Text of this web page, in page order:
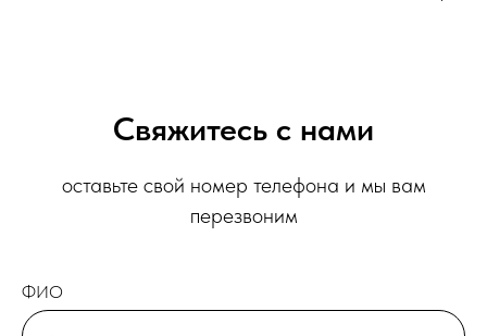
Свяжитесь с нами
оставьте свой номер телефона и мы вам
перезвоним
ФИО